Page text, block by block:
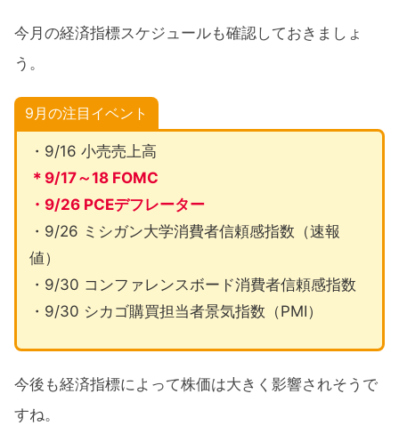
今月の経済指標スケジュールも確認しておきましょ
う。
9月の注目イベント
・9/16 小売売上高
＊9/17～18 FOMC
・9/26 PCEデフレーター
・9/26 ミシガン大学消費者信頼感指数（速報
値）
・9/30 コンファレンスボード消費者信頼感指数
・9/30 シカゴ購買担当者景気指数（PMI）
今後も経済指標によって株価は大きく影響されそうで
すね。